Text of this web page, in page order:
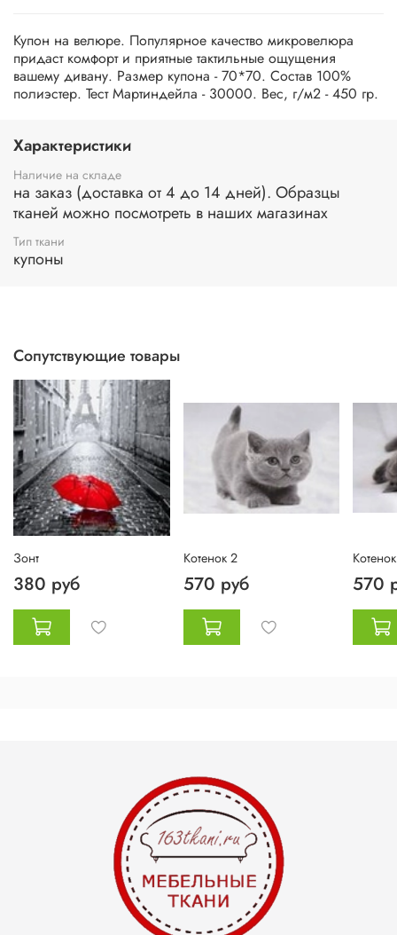
Купон на велюре. Популярное качество микровелюра
придаст комфорт и приятные тактильные ощущения
вашему дивану. Размер купона - 70*70. Состав 100%
полиэстер. Тест Мартиндейла - 30000. Вес, г/м2 - 450 гр.
Характеристики
Наличие на складе
на заказ (доставка от 4 до 14 дней). Образцы
тканей можно посмотреть в наших магазинах
Тип ткани
купоны
Сопутствующие товары
Зонт
380 руб
Котенок 2
570 руб 570